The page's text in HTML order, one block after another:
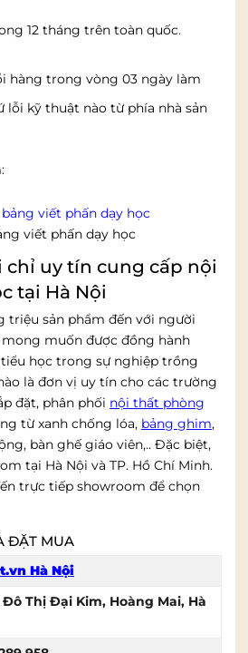
12 tháng trên toàn quốc.
hàng trong vòng 03 ngày làm
lỗi kỹ thuật nào từ phía nhà sản
viết phấn dạy học
chỉ uy tín cung cấp nội
tại Hà Nội
triệu sản phẩm đến với người
muốn được đồng hành
học trong sự nghiệp trồng
là đơn vị uy tín cho các trường
đặt, phân phối nội thất phòng
từ xanh chống lóa, bảng ghim,
bàn ghế giáo viên,.. Đặc biệt,
tại Hà Nội và TP. Hồ Chí Minh.
trực tiếp showroom để chọn
ĐẶT MUA
Hà Nội
Đô Thị Đại Kim, Hoàng Mai, Hà